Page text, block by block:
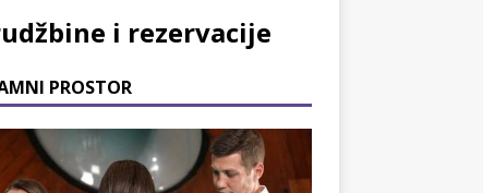
i rezervacije
PROSTOR